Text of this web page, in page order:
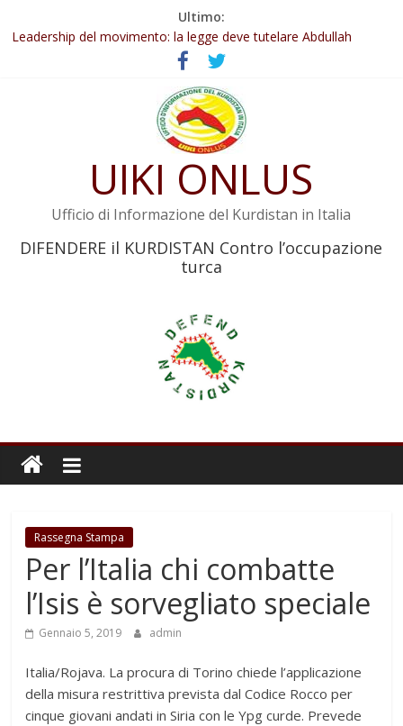
Ultimo:
Abdullah Öcalan: Le legge negativa deve essere trasformata in
legge positiva
Leadership del movimento: la legge deve tutelare Abdullah
Commissione donne del KNK: Şengal è di nuovo sotto minaccia
Non tenere conto della situazione di Rêber Apo ostacolerebbe
Il KNK chiede un’azione internazionale contro i crimini di guerra
UIKI ONLUS
Ufficio di Informazione del Kurdistan in Italia
DIFENDERE il KURDISTAN Contro l’occupazione
turca
Rassegna Stampa
Per l’Italia chi combatte
l’Isis è sorvegliato speciale
Gennaio 5, 2019 admin
Italia/Rojava. La procura di Torino chiede l’applicazione
della misura restrittiva prevista dal Codice Rocco per
cinque giovani andati in Siria con le Ypg curde. Prevede